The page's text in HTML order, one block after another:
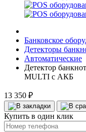
Банковское
Детекторы
Автоматические
Детектор
MULTI с АКБ
13 350 ₽
Купить в один клик